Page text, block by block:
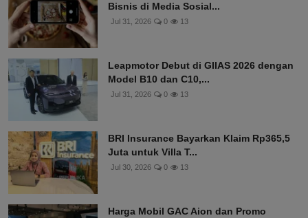
Bisnis di Media Sosial...
Jul 31, 2026 0 13
Leapmotor Debut di GIIAS 2026 dengan
Model B10 dan C10,...
Jul 31, 2026 0 13
BRI Insurance Bayarkan Klaim Rp365,5
Juta untuk Villa T...
Jul 30, 2026 0 13
Harga Mobil GAC Aion dan Promo